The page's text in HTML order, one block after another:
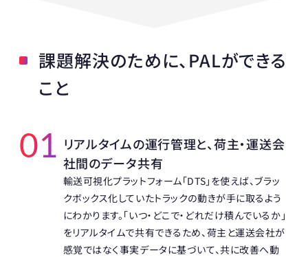
課題解決のために、PALができる
こと
01 リアルタイムの運行管理と、荷主・運送会
社間のデータ共有
輸送可視化プラットフォーム「DTS」を使えば、ブラッ
クボックス化していたトラックの動きが手に取るよう
にわかります。「いつ・どこで・どれだけ積んでいるか」
をリアルタイムで共有できるため、荷主と運送会社が
感覚ではなく事実データに基づいて、共に改善へ動